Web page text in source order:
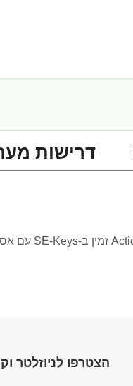
דרישות
הצטרפו לניוזלטר